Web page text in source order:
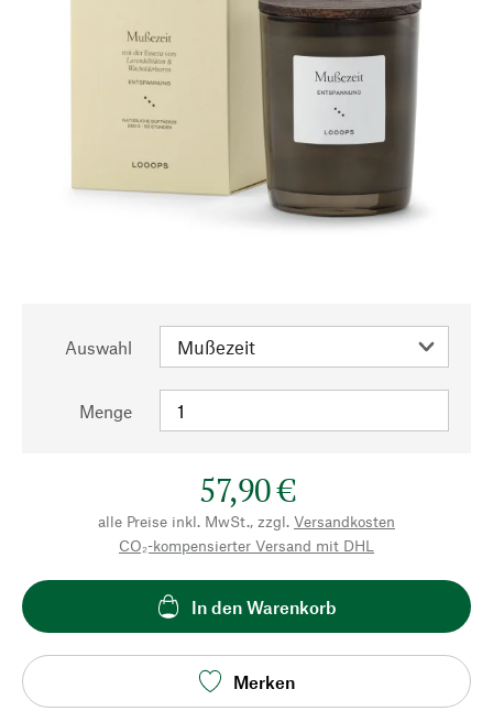
Auswahl
Menge
57,90 €
alle Preise inkl. MwSt., zzgl. Versandkosten
CO₂-kompensierter Versand mit DHL
In den Warenkorb
Merken